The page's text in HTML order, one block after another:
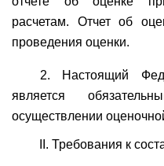
расчетам. Отчет об
проведения оценки.
2. Настоящий
является
осуществлении
II. Требования к